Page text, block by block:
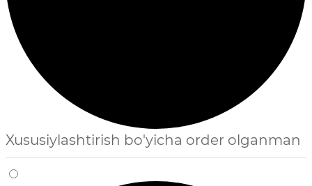
Xususiylashtirish bo'yicha order olganman